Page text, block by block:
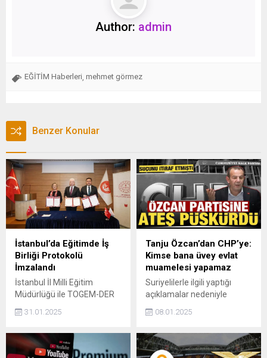
Author: admin
EĞİTİM Haberleri mehmet görmez
Benzer Konular
İstanbul’da Eğitimde İş
Birliği Protokolü
İmzalandı
İstanbul İl Milli Eğitim
Müdürlüğü ile TOGEM-DER
eğitimde fırsat eşitliği
öğretmen eğitimi, okul
öncesi eğitim ve dijital
31.01.2025
Tanju Özcan’dan CHP’ye:
Kimse bana üvey evlat
muamelesi yapamaz
Suriyelilerle ilgili yaptığı
açıklamalar nedeniyle
başlatılan Bolu Belediye
partisinden şimdiye kadar
bir destek gelmediğini
08.01.2025